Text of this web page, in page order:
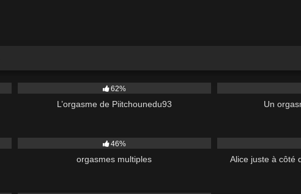
62%
L’orgasme de Piitchounedu93 Un
46%
orgasmes multiples
Alice juste à côté